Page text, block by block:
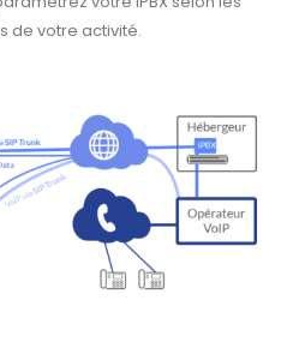
de votre activité.